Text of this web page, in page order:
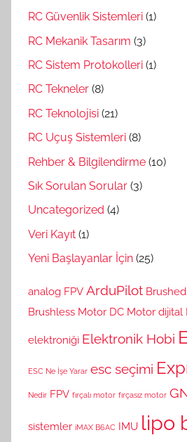
RC Güvenlik Sistemleri (1)
RC Mekanik Tasarım (3)
RC Sistem Protokolleri (1)
RC Tekneler (8)
RC Teknolojisi (21)
RC Uçuş Sistemleri (8)
Rehber & Bilgilendirme (10)
Sık Sorulan Sorular (3)
Uncategorized (4)
Veri Kayıt (1)
Yeni Başlayanlar İçin (25)
analog FPV ArduPilot
Brushless Motor DC Motor dijital
elektroniği Elektronik Hobi
ESC Ne İşe Yarar esc seçimi
Nedir FPV fırçalı motor fırçasız motor
sistemler iMAX B6AC IMU lipo